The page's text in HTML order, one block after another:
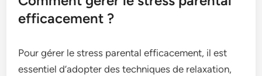
efficacement ?
Pour gérer le stress parental efficacement, il est
essentiel d’adopter des techniques de relaxation,